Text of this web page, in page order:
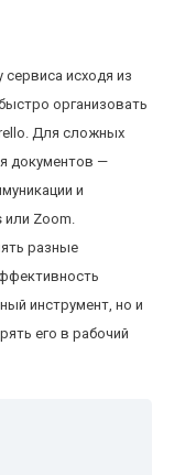
исходя из
организовать
Для сложных
документов —
и
или Zoom.
разные
инструмент, но и
его в рабочий